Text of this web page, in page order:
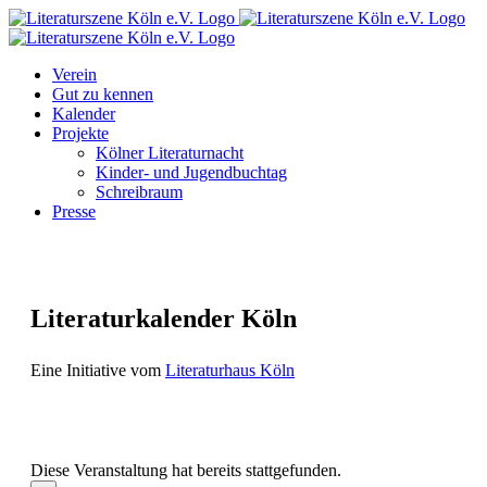
Zum
Inhalt
Facebook
Instagram
E-
Mail
Verein
Gut zu kennen
Kalender
Projekte
Kölner Literaturnacht
Kinder- und Jugendbuchtag
Schreibraum
Presse
Literaturkalender Köln
Eine Initiative vom Literaturhaus Köln
Diese Veranstaltung hat bereits stattgefunden.